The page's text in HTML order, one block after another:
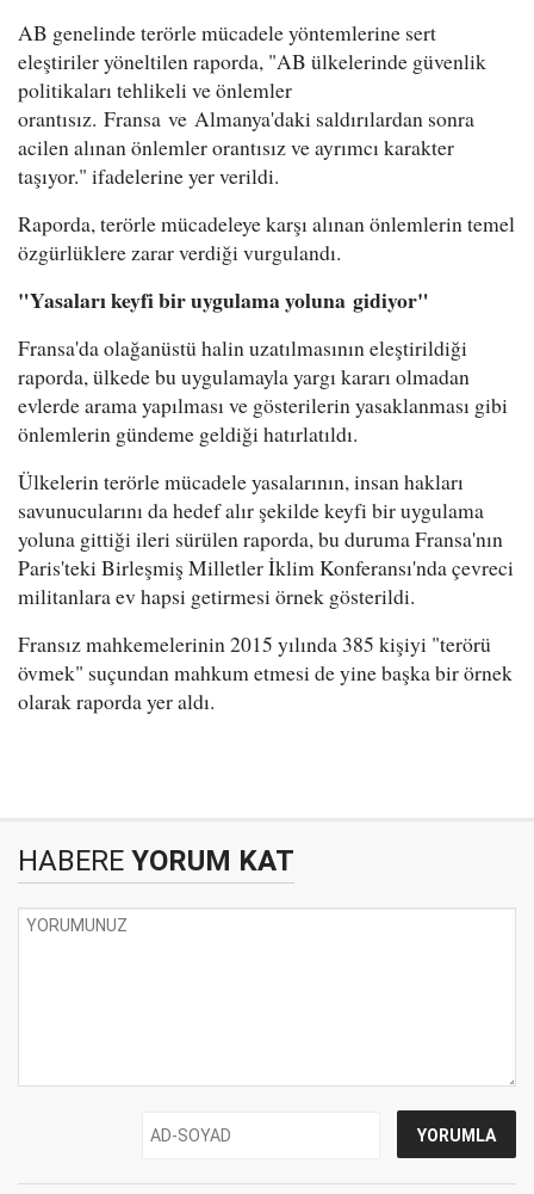
AB genelinde terörle mücadele yöntemlerine sert
eleştiriler yöneltilen raporda, "AB ülkelerinde güvenlik
politikaları tehlikeli ve önlemler
orantısız. Fransa ve Almanya'daki saldırılardan sonra
acilen alınan önlemler orantısız ve ayrımcı karakter
taşıyor." ifadelerine yer verildi.
Raporda, terörle mücadeleye karşı alınan önlemlerin temel
özgürlüklere zarar verdiği vurgulandı.
"Yasaları keyfi bir uygulama yoluna gidiyor"
Fransa'da olağanüstü halin uzatılmasının eleştirildiği
raporda, ülkede bu uygulamayla yargı kararı olmadan
evlerde arama yapılması ve gösterilerin yasaklanması gibi
önlemlerin gündeme geldiği hatırlatıldı.
Ülkelerin terörle mücadele yasalarının, insan hakları
savunucularını da hedef alır şekilde keyfi bir uygulama
yoluna gittiği ileri sürülen raporda, bu duruma Fransa'nın
Paris'teki Birleşmiş Milletler İklim Konferansı'nda çevreci
militanlara ev hapsi getirmesi örnek gösterildi.
Fransız mahkemelerinin 2015 yılında 385 kişiyi "terörü
övmek" suçundan mahkum etmesi de yine başka bir örnek
olarak raporda yer aldı.
HABERE YORUM KAT